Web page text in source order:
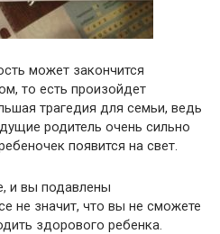
может закончится
то есть произойдет
трагедия для семьи, ведь
родитель очень сильно
появится на свет.
и вы подавлены
не значит, что вы не сможете
здорового ребенка.